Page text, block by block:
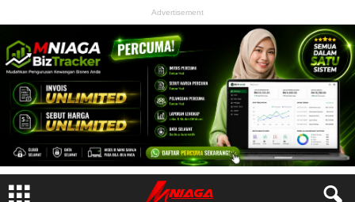
Advertisement